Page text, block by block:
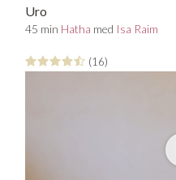
Uro
45 min Hatha med Isa Raim
(16)